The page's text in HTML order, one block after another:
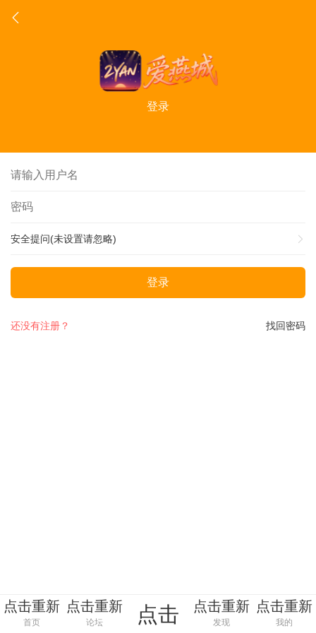
登录
安全提问(未设置请忽略)
登录
找回密码
还没有注册？
点击重新
加载
首页
点击重新
加载
论坛 点击
点击重新
加载
发现
点击重新
加载
我的